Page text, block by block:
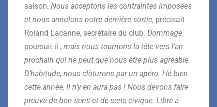
saison. Nous acceptons les contraintes imposées
et nous annulons notre dernière sortie, précisait
Roland Lacanne, secrétaire du club. Dommage,
poursuit-il , mais nous tournons la tête vers l’an
prochain qui ne peut que nous être plus agréable.
D’habitude, nous clôturons par un apéro. Hé bien
cette année, il n’y en aura pas ! Nous devons faire
preuve de bon sens et de sens civique. Libre à